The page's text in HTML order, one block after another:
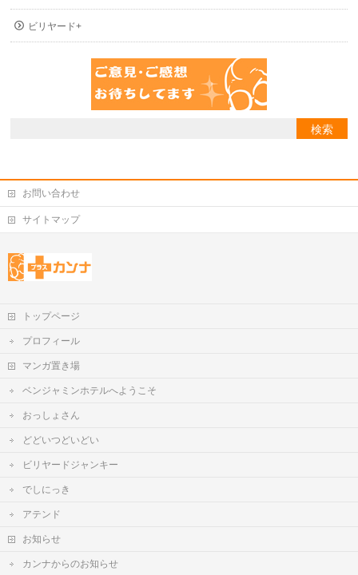
ビリヤード+
お問い合わせ
サイトマップ
トップページ
プロフィール
マンガ置き場
ベンジャミンホテルへようこそ
おっしょさん
どどいつどいどい
ビリヤードジャンキー
でしにっき
アテンド
お知らせ
カンナからのお知らせ